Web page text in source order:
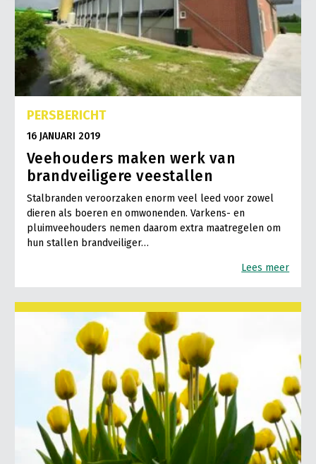
PERSBERICHT
16 JANUARI 2019
Veehouders maken werk van
brandveiligere veestallen
Stalbranden veroorzaken enorm veel leed voor zowel
dieren als boeren en omwonenden. Varkens- en
pluimveehouders nemen daarom extra maatregelen om
hun stallen brandveiliger…
Lees meer